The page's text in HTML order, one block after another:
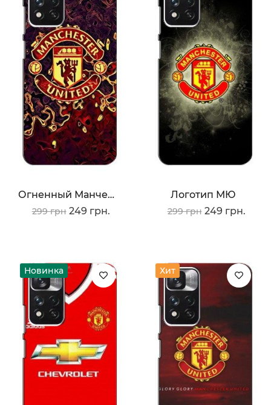
Огненный Манчестер
299 грн 249 грн.
Логотип МЮ
299 грн 249 грн.
Новинка Хит